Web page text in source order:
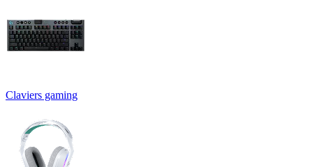
Claviers gaming